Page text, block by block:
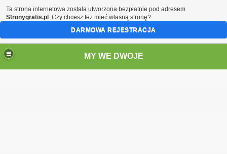
MY WE DWOJE
Ta strona internetowa została utworzona bezpłatnie pod adresem
Stronygratis.pl . Czy chcesz też mieć własną stronę?
DARMOWA REJESTRACJA